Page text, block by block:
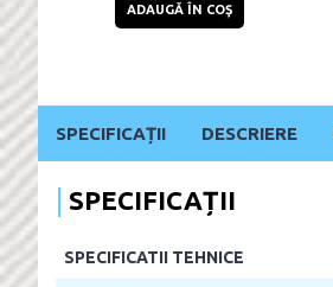
ADAUGĂ ÎN COŞ
SPECIFICAȚII DESCRIERE
SPECIFICAȚII
SPECIFICATII TEHNICE